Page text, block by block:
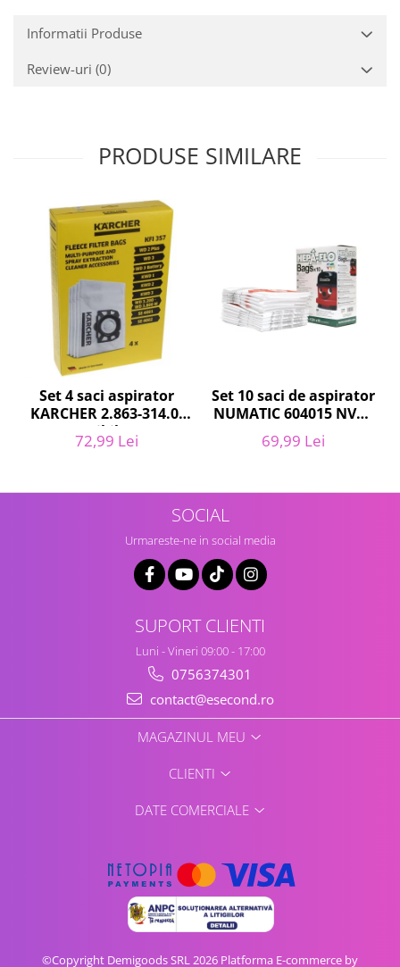
Cosmetice si produse ingrijire
Igiena dentara
Hrana bebelusi
Maternitate
Petshop
Accesorii animale de companie
Acvaristica
Castroane si adapatori animale
Igiena animale de companie
Mobila si transport animale de
Zgarzi, lese si hamuri
PC, Periferice & Software
Retelistica & Supraveghere
Servere, Componente & UPS
Sport & Activitati in aer liber
Accesorii antrenament
Aparate Foto & Accesorii
Audio HI-FI & Profesionale
Camere video si sport
Informatii Produse
Review-uri (0)
PRODUSE SIMILARE
Set 4 saci aspirator
KARCHER 2.863-314.0,
compatibil cu WD,
KWD, SE
72,99 Lei
Set 10 saci de aspirator
NUMATIC 604015 NVM-
1CH, 9L
69,99 Lei
SOCIAL
Urmareste-ne in social media
SUPORT CLIENTI
Luni - Vineri 09:00 - 17:00
0756374301
contact@esecond.ro
MAGAZINUL MEU
CLIENTI
DATE COMERCIALE
©Copyright Demigoods SRL 2026 Platforma E-commerce by